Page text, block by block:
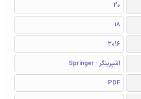
20
18
2016
اشپرینگر - Springer
PDF